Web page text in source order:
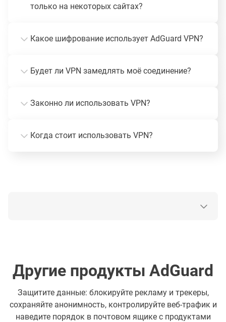
только на некоторых сайтах?
Какое шифрование использует AdGuard VPN?
Будет ли VPN замедлять моё соединение?
Законно ли использовать VPN?
Когда стоит использовать VPN?
Другие продукты AdGuard
Защитите данные: блокируйте рекламу и трекеры,
сохраняйте анонимность, контролируйте веб-трафик и
наведите порядок в почтовом ящике с продуктами